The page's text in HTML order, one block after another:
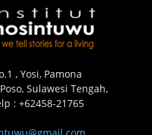
, Yosi, Pamona
Sulawesi Tengah,
: +62458-21765